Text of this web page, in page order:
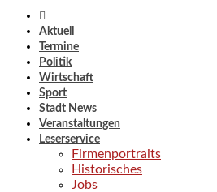
Aktuell
Termine
Politik
Wirtschaft
Sport
Stadt News
Veranstaltungen
Leserservice
Firmenportraits
Historisches
Jobs